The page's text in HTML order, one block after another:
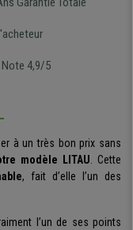
4,9/5
à un très bon prix sans
modèle LITAU. Cette
, fait d’elle l’un des
l’un de ses points